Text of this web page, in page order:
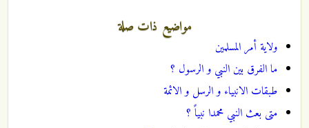
مواضيع ذات صلة
ولاية أمر المسلمين
ما الفرق بين النبي و الرسول ؟
طبقات الانبياء و الرسل و الائمة
متى بعث النبي محمدا نبياً ؟